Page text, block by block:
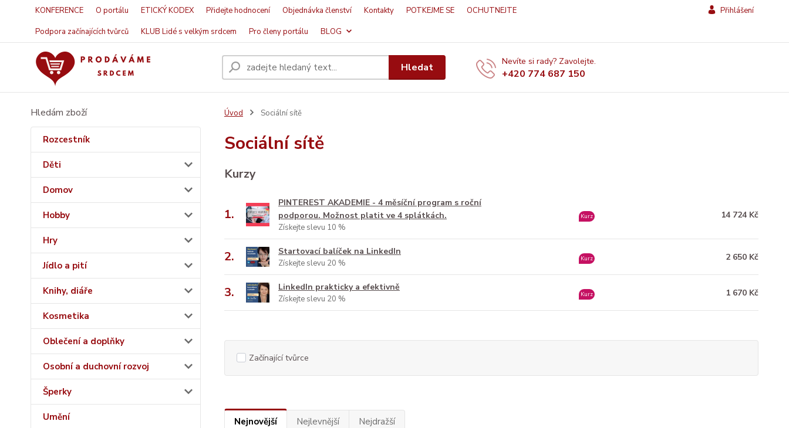
KONFERENCE O portálu ETICKÝ KODEX Přidejte hodnocení Objednávka členství Kontakty POTKEJME SE
OCHUTNEJTE
Podpora začínajících tvůrců
KLUB Lidé s velkým srdcem Pro členy portálu BLOG
Přihlášení
Hledat Nevíte si rady? Zavolejte.
+420 774 687 150
Hledám zboží
Rozcestník
Děti
Domov
Hobby
Hry
Jídlo a pití
Knihy, diáře
Kosmetika
Oblečení a doplňky
Osobní a duchovní rozvoj
Šperky
Umění
Úvod Sociální sítě
Sociální sítě
Kurzy
1.
PINTEREST AKADEMIE - 4 měsíční program s roční
podporou. Možnost platit ve 4 splátkách.
Získejte slevu 10 %
Kurz 14 724 Kč
2. Startovací balíček na LinkedIn
Získejte slevu 20 % Kurz 2 650 Kč
3. LinkedIn prakticky a efektivně
Získejte slevu 20 % Kurz 1 670 Kč
Začínající tvůrce
Nejnovější Nejlevnější Nejdražší